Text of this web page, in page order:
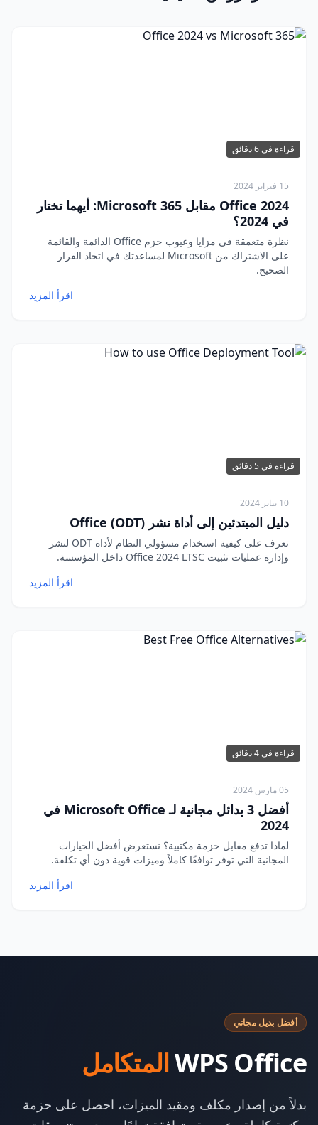
قراءة في 6 دقائق
15 فبراير 2024
Office 2024 مقابل Microsoft 365: أيهما تختار
في 2024؟
نظرة متعمقة في مزايا وعيوب حزم Office الدائمة والقائمة
على الاشتراك من Microsoft لمساعدتك في اتخاذ القرار
الصحيح.
اقرأ المزيد
قراءة في 5 دقائق
10 يناير 2024
دليل المبتدئين إلى أداة نشر Office (ODT)
تعرف على كيفية استخدام مسؤولي النظام لأداة ODT لنشر
وإدارة عمليات تثبيت Office 2024 LTSC داخل المؤسسة.
اقرأ المزيد
قراءة في 4 دقائق
05 مارس 2024
أفضل 3 بدائل مجانية لـ Microsoft Office في
2024
لماذا تدفع مقابل حزمة مكتبية؟ نستعرض أفضل الخيارات
المجانية التي توفر توافقًا كاملاً وميزات قوية دون أي تكلفة.
اقرأ المزيد
أفضل بديل مجاني
WPS Officeالمتكامل
بدلاً من إصدار مكلف ومقيد الميزات، احصل على حزمة